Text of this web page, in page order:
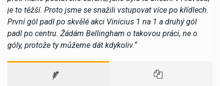
je to těžší. Proto jsme se snažili vstupovat více po křídlech.
První gól padl po skvělé akci Vinícius 1 na 1 a druhý gól
padl po centru. Žádám Bellingham o takovou práci, ne o
góly, protože ty můžeme dát kdykoliv.“